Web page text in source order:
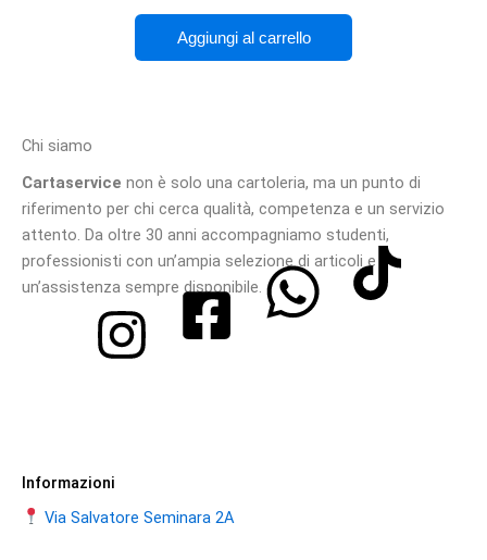
Aggiungi al carrello
Chi siamo
Cartaservice non è solo una cartoleria, ma un punto di
riferimento per chi cerca qualità, competenza e un servizio
attento. Da oltre 30 anni accompagniamo studenti,
professionisti con un’ampia selezione di articoli e
un’assistenza sempre disponibile.
Informazioni
Via Salvatore Seminara 2A